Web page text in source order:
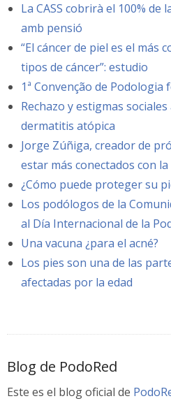
La CASS cobrirà el 100%
amb pensió
“El cáncer de piel es el más
tipos de cáncer”: estudio
1ª Convenção de
Rechazo y estigmas
dermatitis atópica
Jorge Zúñiga, creador de
estar más conectados con la
¿Cómo puede proteger su
Los podólogos de la
al Día Internacional de la
Una vacuna ¿para el acné?
Los pies son una de las
afectadas por la edad
Blog de PodoRed
Este es el blog oficial de